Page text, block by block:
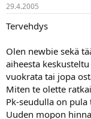
e
l
a
l
o
i
t
p
ä
29.4.2005
Tervehdys
Olen newbie sekä
aiheesta
vuokrata tai jopa
Miten te olette
Pk-seudulla on
Uuden mopon